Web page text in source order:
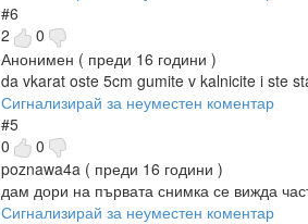
#6
2
0
Анонимен ( преди 16 години )
da vkarat oste 5cm gumite v kalnicite i ste
Сигнализирай за неуместен коментар
#5
0
0
poznawa4a ( преди 16 години )
дам дори на първата снимка се вижда
Сигнализирай за неуместен коментар